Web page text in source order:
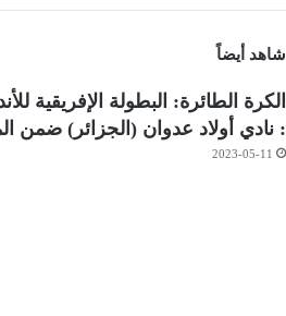
شاهد أيضاً
الكرة الطائرة: البطولة الإفريقية
: نادي أولاد عدوان (الجزائر) ضمن
2023-05-11